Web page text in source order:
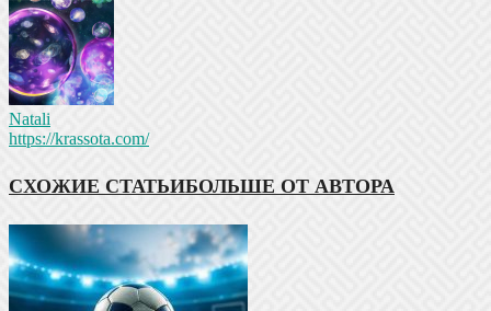
Natali
https://krassota.com/
СХОЖИЕ СТАТЬИБОЛЬШЕ ОТ АВТОРА